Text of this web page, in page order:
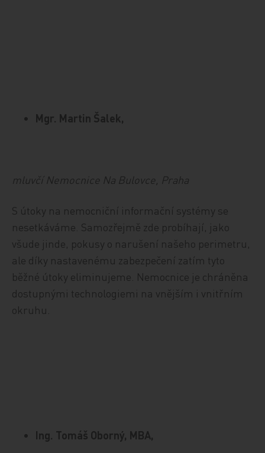
Mgr. Martin Šalek,
mluvčí Nemocnice Na Bulovce, Praha
S útoky na nemocniční informační systémy se
nesetkáváme. Samozřejmě zde probíhají, jako
všude jinde, pokusy o narušení našeho perimetru,
ale díky nastavenému zabezpečení zatím tyto
běžné útoky eliminujeme. Nemocnice je chráněna
dostupnými technologiemi na vnějším i vnitřním
okruhu.
Ing. Tomáš Oborný, MBA,